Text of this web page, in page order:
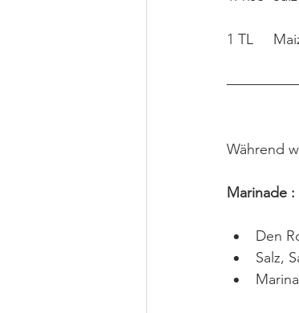
1 TL
Während
Marinade :
Den
Salz,